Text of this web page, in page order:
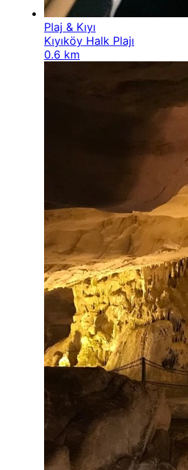
Plaj & Kıyı
Kıyıköy Halk Plajı
0.6 km